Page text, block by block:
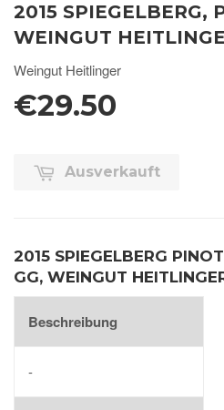
2015 SPIEGELBERG,
WEINGUT
Weingut Heitlinger
€29.50
Ausverkauft
2015 SPIEGELBERG
GG, WEINGUT
Beschreibung
-